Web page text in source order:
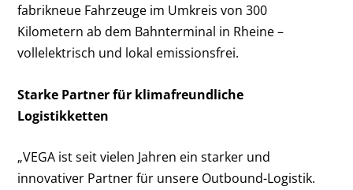
fabrikneue Fahrzeuge im Umkreis von 300
Kilometern ab dem Bahnterminal in Rheine –
vollelektrisch und lokal emissionsfrei.
Starke Partner für klimafreundliche
Logistikketten
„VEGA ist seit vielen Jahren ein starker und
innovativer Partner für unsere Outbound-Logistik.